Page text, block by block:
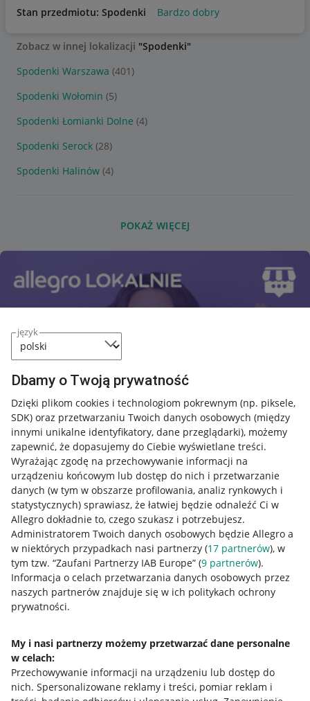
język
Dbamy o Twoją prywatność
Dzięki plikom cookies i technologiom pokrewnym (np. piksele,
SDK) oraz przetwarzaniu Twoich danych osobowych (między
innymi unikalne identyfikatory, dane przeglądarki), możemy
zapewnić, że dopasujemy do Ciebie wyświetlane treści.
Wyrażając zgodę na przechowywanie informacji na
urządzeniu końcowym lub dostęp do nich i przetwarzanie
danych (w tym w obszarze profilowania, analiz rynkowych i
statystycznych) sprawiasz, że łatwiej będzie odnaleźć Ci w
Allegro dokładnie to, czego szukasz i potrzebujesz.
Administratorem Twoich danych osobowych będzie Allegro a
w niektórych przypadkach nasi partnerzy (17 partnerów), w
tym tzw. “Zaufani Partnerzy IAB Europe” (9 partnerów).
Informacja o celach przetwarzania danych osobowych przez
naszych partnerów znajduje się w ich politykach ochrony
prywatności.
My i nasi partnerzy możemy przetwarzać dane personalne
w celach:
Przechowywanie informacji na urządzeniu lub dostęp do
nich. Spersonalizowane reklamy i treści, pomiar reklam i
Stan przedmiotu: Spodenki Bardzo dobry
Zobacz w innej lokalizacji "Spodenki"
Spodenki Warszawa (401)
Spodenki Wołomin (5)
Spodenki Łomianki Dolne (4)
Spodenki Serock (28)
Spodenki Halinów (4)
POKAŻ WIĘCEJ
Przydatne informacje
Jak to działa
Napisz do nas
Allegro Gadane dla kupujących
Mapa miejscowości